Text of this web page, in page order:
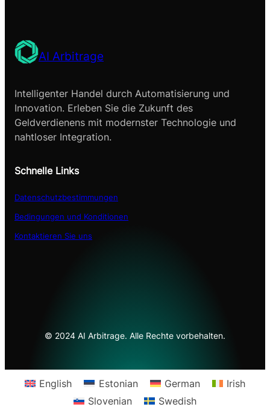
AI Arbitrage
Intelligenter Handel durch Automatisierung und
Innovation. Erleben Sie die Zukunft des
Geldverdienens mit modernster Technologie und
nahtloser Integration.
Schnelle Links
Datenschutzbestimmungen
Bedingungen und Konditionen
Kontaktieren Sie uns
© 2024 AI Arbitrage. Alle Rechte vorbehalten.
English Estonian German
Irish
Slovenian
Swedish